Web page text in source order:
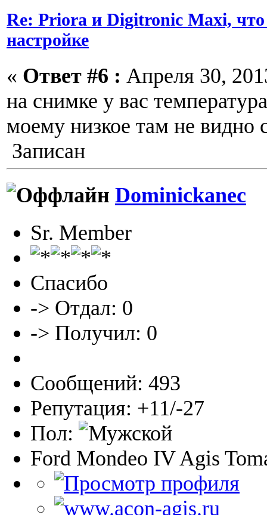
Re: Priora и Digitronic Maxi, что
настройке
« Ответ #6 : Апреля 30,
на снимке у вас
моему низкое там не видно
Записан
Dominickanec
Sr. Member
Спасибо
-> Отдал: 0
-> Получил: 0
Сообщений: 493
Репутация: +11/-27
Пол:
Ford Mondeo IV Agis